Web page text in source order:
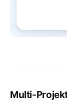
Multi-